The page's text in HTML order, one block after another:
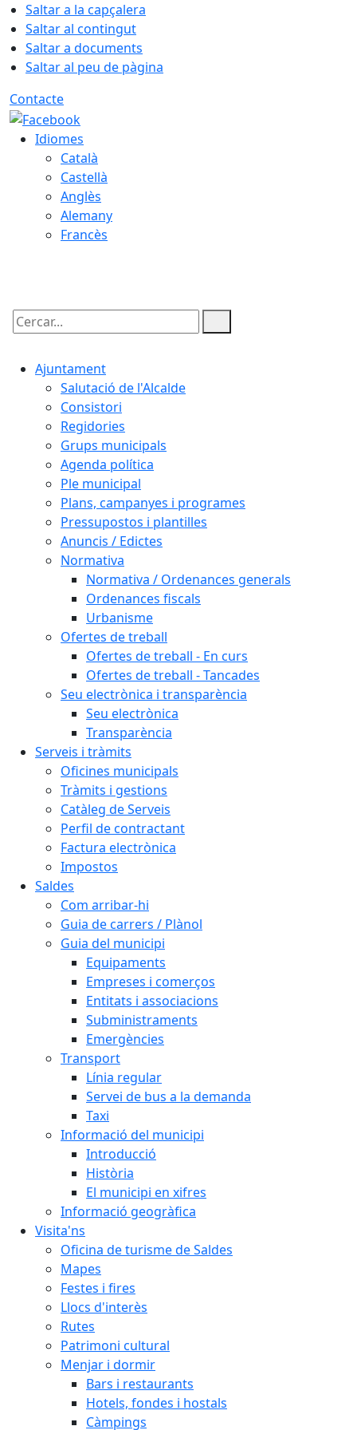
Saltar a la capçalera
Saltar al contingut
Saltar a documents
Saltar al peu de pàgina
Contacte
Idiomes
Català
Castellà
Anglès
Alemany
Francès
Cercar:
Ajuntament
Salutació de l'Alcalde
Consistori
Regidories
Grups municipals
Agenda política
Ple municipal
Plans, campanyes i programes
Pressupostos i plantilles
Anuncis / Edictes
Normativa
Normativa / Ordenances generals
Ordenances fiscals
Urbanisme
Ofertes de treball
Ofertes de treball - En curs
Ofertes de treball - Tancades
Seu electrònica i transparència
Seu electrònica
Transparència
Serveis i tràmits
Oficines municipals
Tràmits i gestions
Catàleg de Serveis
Perfil de contractant
Factura electrònica
Impostos
Saldes
Com arribar-hi
Guia de carrers / Plànol
Guia del municipi
Equipaments
Empreses i comerços
Entitats i associacions
Subministraments
Emergències
Transport
Línia regular
Servei de bus a la demanda
Taxi
Informació del municipi
Introducció
Història
El municipi en xifres
Informació geogràfica
Visita'ns
Oficina de turisme de Saldes
Mapes
Festes i fires
Llocs d'interès
Rutes
Patrimoni cultural
Menjar i dormir
Bars i restaurants
Hotels, fondes i hostals
Càmpings